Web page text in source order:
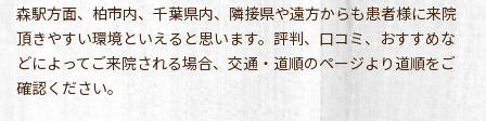
森駅方面、柏市内、千葉県内、隣接県や遠方からも患者様に来院
頂きやすい環境といえると思います。評判、口コミ、おすすめな
どによってご来院される場合、交通・道順のページより道順をご
確認ください。